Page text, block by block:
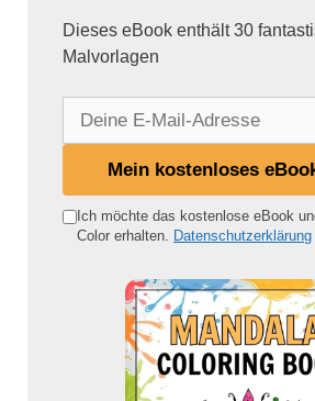
Dieses eBook enthält 30
Malvorlagen
e
Mein kostenloses
Ich möchte das kostenlose eBook
Color erhalten. Datenschutzerklärung